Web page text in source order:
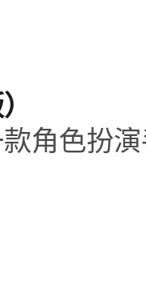
款角色扮